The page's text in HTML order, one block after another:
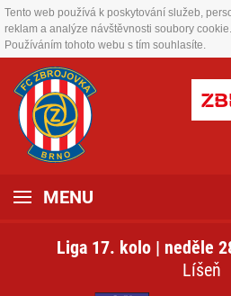
Tento web používá k poskytování služeb,
reklam a analýze návštěvnosti soubory cookie.
Používáním tohoto webu s tím souhlasíte.
MENU
Liga 17. kolo | neděle
Líšeň